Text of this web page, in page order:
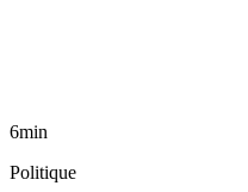
6min
Politique